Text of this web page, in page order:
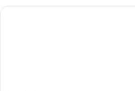
részletei
Hotel Plaza